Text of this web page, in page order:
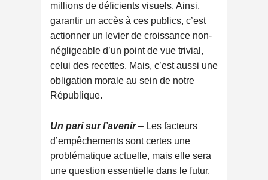
millions de déficients visuels. Ainsi,
garantir un accès à ces publics, c’est
actionner un levier de croissance non-
négligeable d’un point de vue trivial,
celui des recettes. Mais, c’est aussi une
obligation morale au sein de notre
République.
Un pari sur l’avenir– Les facteurs
d’empêchements sont certes une
problématique actuelle, mais elle sera
une question essentielle dans le futur.